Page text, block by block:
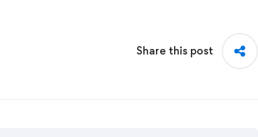
Share this post